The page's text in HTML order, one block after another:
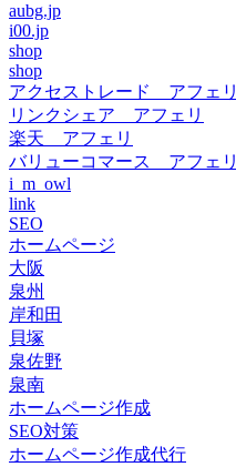
aubg.jp
i00.jp
shop
shop
アクセストレード アフェリ
リンクシェア アフェリ
楽天 アフェリ
バリューコマース アフェリ
i_m_owl
link
SEO
ホームページ
大阪
泉州
岸和田
貝塚
泉佐野
泉南
ホームページ作成
SEO対策
ホームページ作成代行